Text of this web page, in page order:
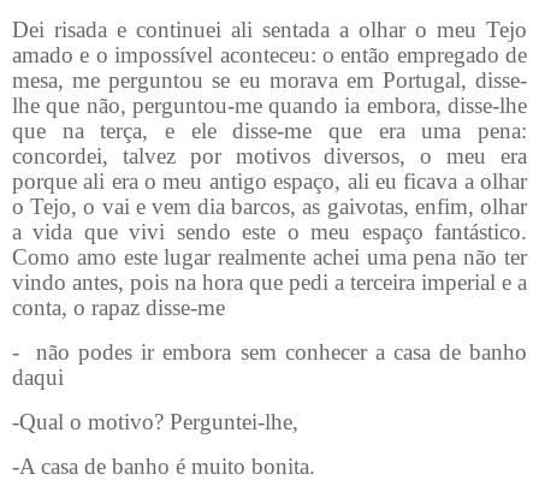
Dei risada e continuei ali sentada a olhar o meu Tejo
amado e o impossível aconteceu: o então empregado de
mesa, me perguntou se eu morava em Portugal, disse-
lhe que não, perguntou-me quando ia embora, disse-lhe
que na terça, e ele disse-me que era uma pena:
concordei, talvez por motivos diversos, o meu era
porque ali era o meu antigo espaço, ali eu ficava a olhar
o Tejo, o vai e vem dia barcos, as gaivotas, enfim, olhar
a vida que vivi sendo este o meu espaço fantástico.
Como amo este lugar realmente achei uma pena não ter
vindo antes, pois na hora que pedi a terceira imperial e a
conta, o rapaz disse-me
-
não podes ir embora sem conhecer a casa de banho
daqui
-Qual o motivo? Perguntei-lhe,
-A casa de banho é muito bonita.